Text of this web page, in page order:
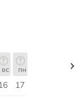
вс
17
пн